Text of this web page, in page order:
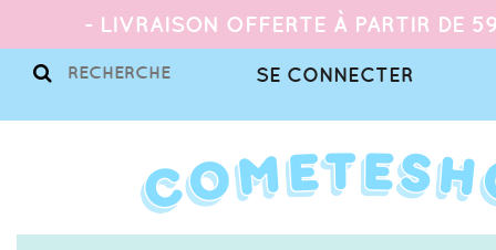
- LIVRAISON OFFERTE À PARTIR DE
SE CONNECTER